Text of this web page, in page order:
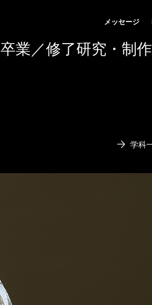
卒業／修了研究・制
メッセージ
学科